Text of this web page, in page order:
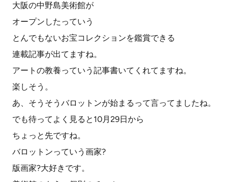
大阪の中野島美術館が
オープンしたっていう
とんでもないお宝コレクションを鑑賞できる
連載記事が出てますね。
アートの教養っていう記事書いてくれてますね。
楽しそう。
あ、そうそうバロットンが始まるって言ってましたね。
でも待ってよく見ると10月29日から
ちょっと先ですね。
バロットンっていう画家?
版画家?大好きです。